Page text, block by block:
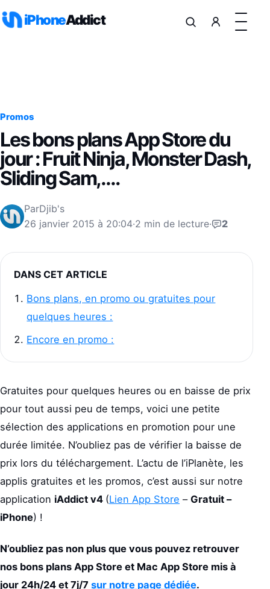
iPhoneAddict
Promos
Les bons plans App Store du
jour : Fruit Ninja, Monster Dash,
Sliding Sam,….
ParDjib's
26 janvier 2015 à 20:04·2 min de lecture· 2
DANS CET ARTICLE
Bons plans, en promo ou gratuites pour
quelques heures :
Encore en promo :
Gratuites pour quelques heures ou en baisse de prix
pour tout aussi peu de temps, voici une petite
sélection des applications en promotion pour une
durée limitée. N’oubliez pas de vérifier la baisse de
prix lors du téléchargement. L’actu de l’iPlanète, les
applis gratuites et les promos, c’est aussi sur notre
application iAddict v4 (Lien App Store – Gratuit –
iPhone) !
N’oubliez pas non plus que vous pouvez retrouver
nos bons plans App Store et Mac App Store mis à
jour 24h/24 et 7j/7 sur notre page dédiée.